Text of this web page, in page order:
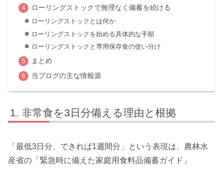
ローリングストックで無理なく備蓄を続ける
ローリングストックとは何か
ローリングストックを始める具体的な手順
ローリングストックと専用保存食の使い分け
まとめ
当ブログの主な情報源
非常食を3日分備える理由と根拠
「最低3日分、できれば1週間分」という表現は、農林水
産省の「緊急時に備えた家庭用食料品備蓄ガイド」